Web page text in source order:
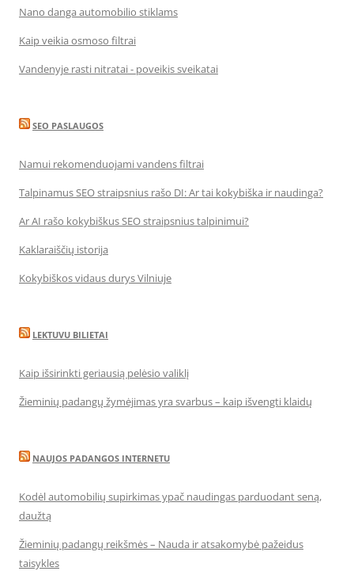
Nano danga automobilio stiklams
Kaip veikia osmoso filtrai
Vandenyje rasti nitratai - poveikis sveikatai
SEO PASLAUGOS
Namui rekomenduojami vandens filtrai
Talpinamus SEO straipsnius rašo DI: Ar tai kokybiška ir naudinga?
Ar AI rašo kokybiškus SEO straipsnius talpinimui?
Kaklaraiščių istorija
Kokybiškos vidaus durys Vilniuje
LEKTUVU BILIETAI
Kaip išsirinkti geriausią pelėsio valiklį
Žieminių padangų žymėjimas yra svarbus – kaip išvengti klaidų
NAUJOS PADANGOS INTERNETU
Kodėl automobilių supirkimas ypač naudingas parduodant seną,
daužtą
Žieminių padangų reikšmės – Nauda ir atsakomybė pažeidus
taisykles